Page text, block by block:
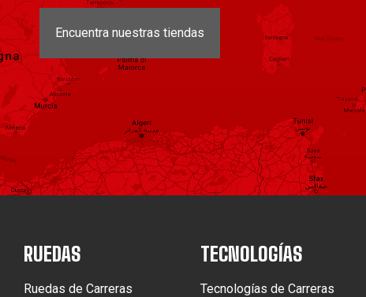
Encuentra nuestras tiendas
RUEDAS
Ruedas de Carreras
TECNOLOGÍAS
Tecnologías de Carreras